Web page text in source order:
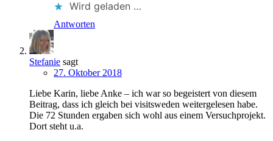
Wird geladen …
Antworten
Stefanie sagt
27. Oktober 2018
Liebe Karin, liebe Anke – ich war so begeistert von diesem
Beitrag, dass ich gleich bei visitsweden weitergelesen habe.
Die 72 Stunden ergaben sich wohl aus einem Versuchprojekt.
Dort steht u.a.